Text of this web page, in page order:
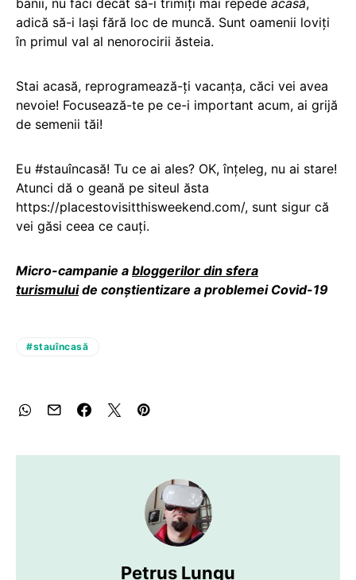
adică să-i lași fără loc de muncă. Sunt oamenii loviți
în primul val al nenorocirii ăsteia.
Stai acasă, reprogramează-ți vacanța, căci vei avea
nevoie! Focusează-te pe ce-i important acum, ai grijă
de semenii tăi!
Eu #stauîncasă! Tu ce ai ales? OK, înțeleg, nu ai stare!
Atunci dă o geană pe siteul ăsta
https://placestovisitthisweekend.com/, sunt sigur că
vei găsi ceea ce cauți.
Micro-campanie a bloggerilor din sfera
turismuluide conștientizare a problemei Covid-19
#stauîncasă
Petruș Lungu